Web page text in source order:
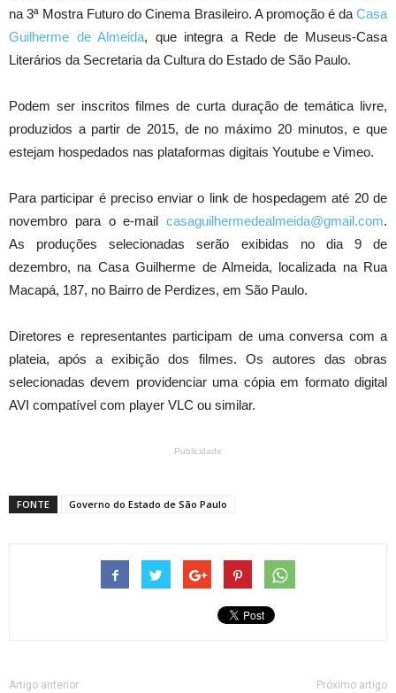
na 3ª Mostra Futuro do Cinema Brasileiro. A promoção é da Casa
Guilherme de Almeida, que integra a Rede de Museus-Casa
Literários da Secretaria da Cultura do Estado de São Paulo.
Podem ser inscritos filmes de curta duração de temática livre,
produzidos a partir de 2015, de no máximo 20 minutos, e que
estejam hospedados nas plataformas digitais Youtube e Vimeo.
Para participar é preciso enviar o link de hospedagem até 20 de
novembro para o e-mail casaguilhermedealmeida@gmail.com.
As produções selecionadas serão exibidas no dia 9 de
dezembro, na Casa Guilherme de Almeida, localizada na Rua
Macapá, 187, no Bairro de Perdizes, em São Paulo.
Diretores e representantes participam de uma conversa com a
plateia, após a exibição dos filmes. Os autores das obras
selecionadas devem providenciar uma cópia em formato digital
AVI compatível com player VLC ou similar.
Publicidade
FONTE Governo do Estado de São Paulo
Artigo anterior Próximo artigo